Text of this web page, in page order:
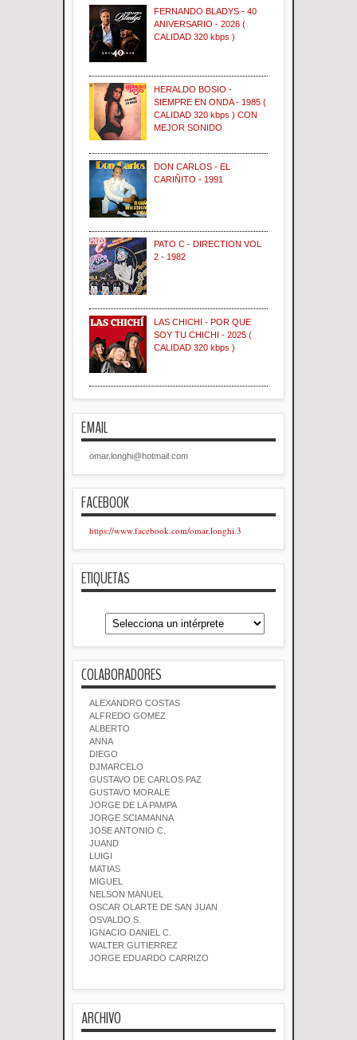
FERNANDO BLADYS - 40
ANIVERSARIO - 2026 (
CALIDAD 320 kbps )
HERALDO BOSIO -
SIEMPRE EN ONDA - 1985 (
CALIDAD 320 kbps ) CON
MEJOR SONIDO
DON CARLOS - EL
CARIÑITO - 1991
PATO C - DIRECTION VOL
2 - 1982
LAS CHICHI - POR QUE
SOY TU CHICHI - 2025 (
CALIDAD 320 kbps )
EMAIL
omar.longhi@hotmail.com
FACEBOOK
https://www.facebook.com/omar.longhi.3
ETIQUETAS
COLABORADORES
ALEXANDRO COSTAS
ALFREDO GOMEZ
ALBERTO
ANNA
DIEGO
DJMARCELO
GUSTAVO DE CARLOS PAZ
GUSTAVO MORALE
JORGE DE LA PAMPA
JORGE SCIAMANNA
JOSE ANTONIO C.
JUAND
LUIGI
MATIAS
MIGUEL
NELSON MANUEL
OSCAR OLARTE DE SAN JUAN
OSVALDO S.
IGNACIO DANIEL C.
WALTER GUTIERREZ
JORGE EDUARDO CARRIZO
ARCHIVO